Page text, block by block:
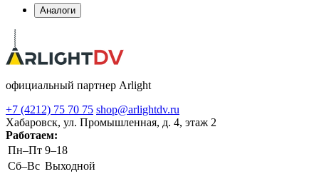
Аналоги
официальный партнер Arlight
+7 (4212) 75 70 75 shop@arlightdv.ru
Хабаровск, ул. Промышленная, д. 4, этаж 2
Работаем:
Пн–Пт 9–18
Cб–Вс Выходной